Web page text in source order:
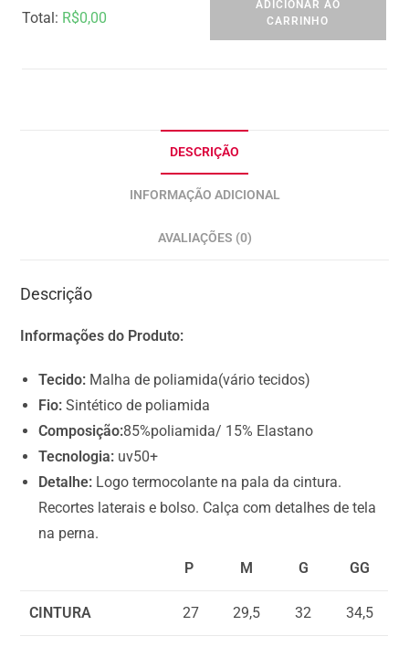
Total: R$0,00
r
t
a
l
i
s
0
ADICIONAR AO
CARRINHO
DESCRIÇÃO
INFORMAÇÃO ADICIONAL
AVALIAÇÕES (0)
Descrição
Informações do Produto:
Tecido: Malha de poliamida(vário tecidos)
Fio:Sintético de poliamida
Composição:85%poliamida/ 15% Elastano
Tecnologia: uv50+
Detalhe: Logo termocolante na pala da cintura.
Recortes laterais e bolso. Calça com detalhes de tela
na perna.
P
M G GG
CINTURA 27 29,5 32 34,5